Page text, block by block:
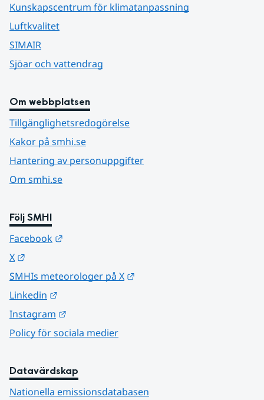
Kunskapscentrum för klimatanpassning
Luftkvalitet
SIMAIR
Sjöar och vattendrag
Om webbplatsen
Tillgänglighetsredogörelse
Kakor på smhi.se
Hantering av personuppgifter
Om smhi.se
Följ SMHI
Facebook
X
SMHIs meteorologer på X
Linkedin
Instagram
Policy för sociala medier
Datavärdskap
Nationella emissionsdatabasen